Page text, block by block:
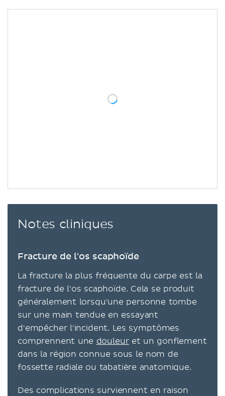
Notes cliniques
​​Fracture de l'os scaphoïde
La fracture la plus fréquente du carpe est la
fracture de l'os scaphoïde. Cela se produit
généralement lorsqu'une personne tombe
sur une main tendue en essayant
d'empêcher l'incident. Les symptômes
comprennent une douleuret un gonflement
dans la région connue sous le nom de
fossette radiale ou tabatière anatomique.
Des complications surviennent en raison